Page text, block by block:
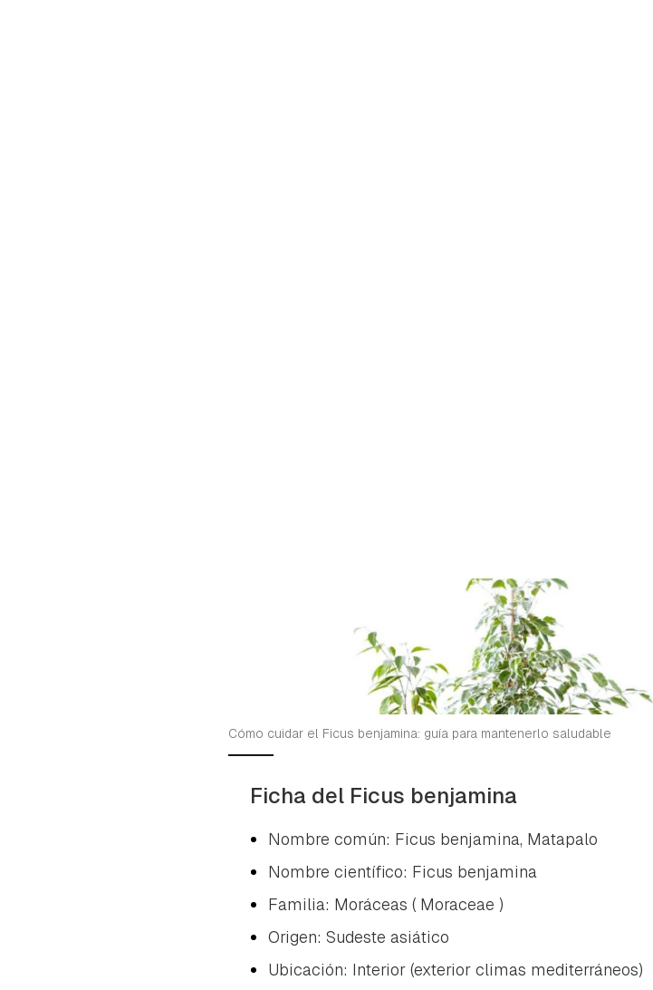
Guardar como favorito
cuenta de Hogarmanía.
INICIAR SESIÓN
Cómo cuidar el Ficus benjamina: guía para mantenerlo saludable
Ficha del Ficus benjamina
Nombre común: Ficus benjamina, Matapalo
Nombre científico: Ficus benjamina
Familia: Moráceas ( Moraceae )
Origen: Sudeste asiático
Ubicación: Interior (exterior climas mediterráneos)
Contenido enviado